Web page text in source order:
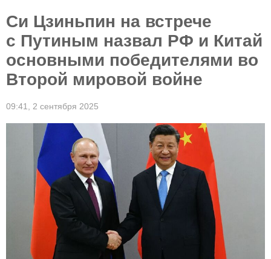
Си Цзиньпин на встрече
с Путиным назвал РФ и Китай
основными победителями во
Второй мировой войне
09:41, 2 сентября 2025